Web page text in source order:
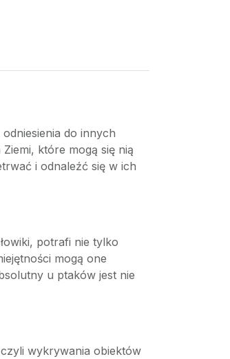
do innych
które mogą się nią
i odnaleźć się w ich
potrafi nie tylko
mogą one
u ptaków jest nie
wykrywania obiektów